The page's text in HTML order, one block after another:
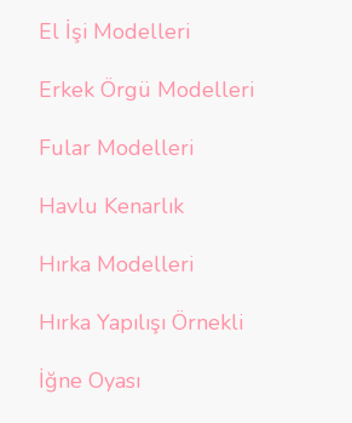
El İşi Modelleri
Erkek Örgü Modelleri
Fular Modelleri
Havlu Kenarlık
Hırka Modelleri
Hırka Yapılışı Örnekli
İğne Oyası